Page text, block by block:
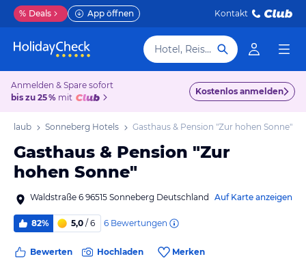
% Deals App öffnen Kontakt
Hotel, Reiseziel
Anmelden & Spare sofort
bis zu 25 % mit
Kostenlos anmelden
Urlaub Sonneberg Hotels Gasthaus & Pension "Zur hohen Sonne"
Gasthaus & Pension "Zur
hohen Sonne"
Waldstraße 6 96515 Sonneberg Deutschland Auf Karte anzeigen
82% 5,0 / 6 6 Bewertungen
Bewerten Hochladen Merken